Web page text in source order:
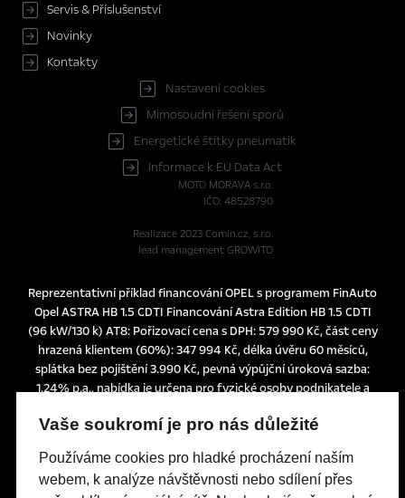
Servis & Příslušenství
Novinky
Kontakty
Nastavení cookies
Mimosoudní řešení sporů
Energetické štítky pneumatik
Informace k EU Data Act
MOTO MORAVA s.r.o.
IČO: 48528790
Realizace 2023 Comin.cz, s.r.o.
lead management GROWITO
Reprezentativní příklad financování OPEL s programem FinAuto
Opel ASTRA HB 1.5 CDTI Financování Astra Edition HB 1.5 CDTI
(96 kW/130 k) AT8: Pořizovací cena s DPH: 579 990 Kč, část ceny
hrazená klientem (60%): 347 994 Kč, délka úvěru 60 měsíců,
splátka bez pojištění 3.990 Kč, pevná výpůjční úroková sazba:
1,24% p.a., nabídka je určena pro fyzické osoby podnikatele a
Tato nabídka je pouze indikativní, není návrhem na uzavření
uskutečnit jakékoliv transakce.
Poskytovatelem financování je UniCredit Leasing CZ, a.s.,
Vaše soukromí je pro nás důležité
Používáme cookies pro hladké procházení naším
webem, k analýze návštěvnosti nebo sdílení přes